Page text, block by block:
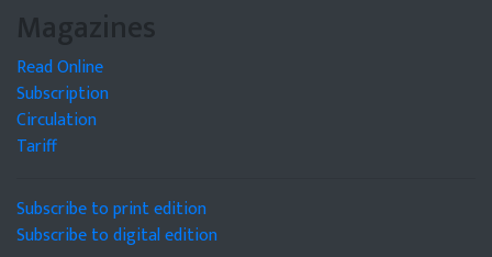
Magazines
Read Online
Subscription
Circulation
Tariff
Subscribe to print edition
Subscribe to digital edition